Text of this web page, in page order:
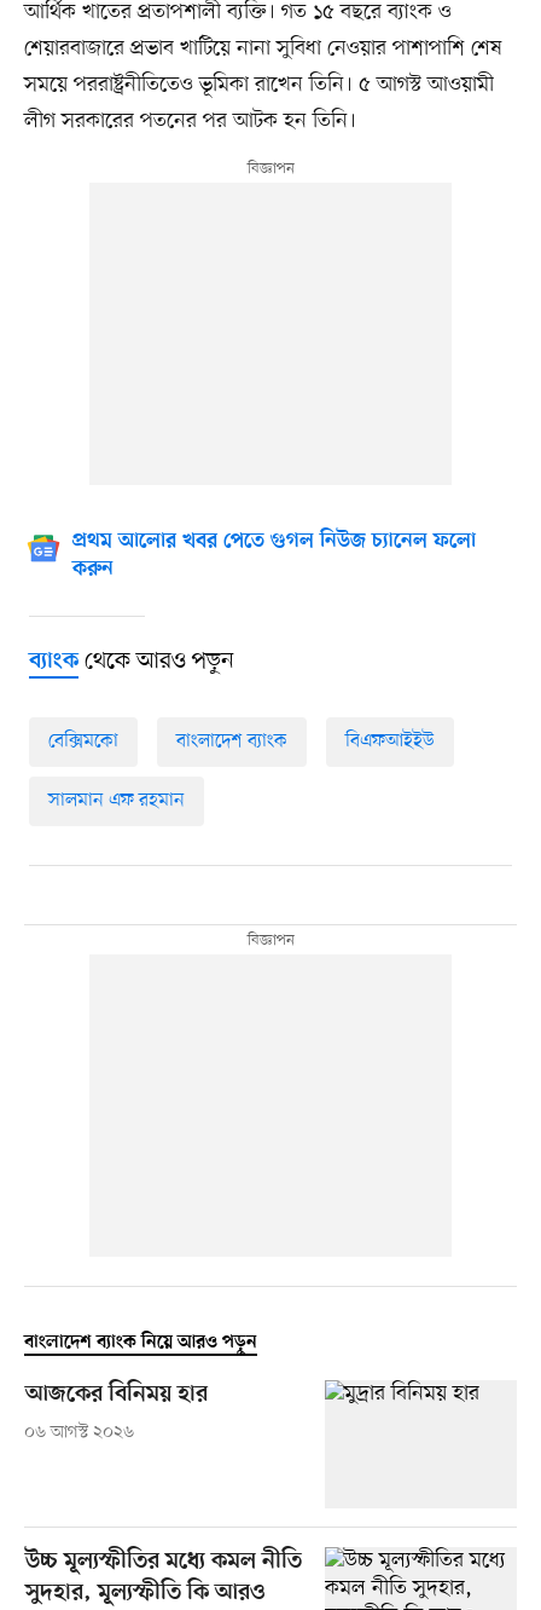
আর্থিক খাতের প্রতাপশালী ব্যক্তি। গত ১৫ বছরে ব্যাংক ও
শেয়ারবাজারে প্রভাব খাটিয়ে নানা সুবিধা নেওয়ার পাশাপাশি শেষ
সময়ে পররাষ্ট্রনীতিতেও ভূমিকা রাখেন তিনি। ৫ আগস্ট আওয়ামী
লীগ সরকারের পতনের পর আটক হন তিনি।
প্রথম আলোর খবর পেতে গুগল নিউজ চ্যানেল ফলো
করুন
ব্যাংকথেকে আরও পড়ুন
বেক্সিমকো বাংলাদেশ ব্যাংক বিএফআইইউ
সালমান এফ রহমান
বাংলাদেশ ব্যাংক নিয়ে আরও পড়ুন
আজকের বিনিময় হার
০৬ আগস্ট ২০২৬
উচ্চ মূল্যস্ফীতির মধ্যে কমল নীতি
সুদহার, মূল্যস্ফীতি কি আরও